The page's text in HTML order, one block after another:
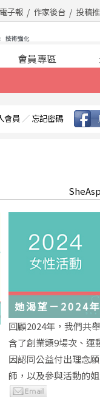
子報 作家後台 投稿
會員專區
會員 ／ 忘記密碼
她渴望－2024
回顧2024年，我們共
含了創業類9場次、運
因認同公益付出理念
師，以及參與活動的